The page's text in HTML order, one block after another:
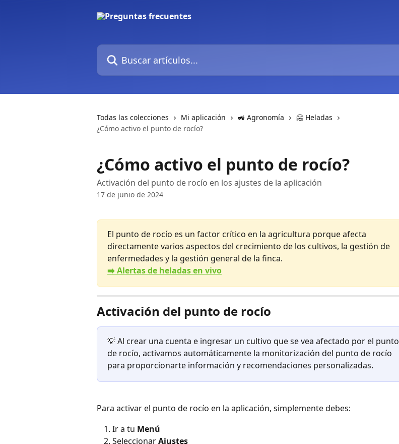
Buscar artículos...
Todas las colecciones Mi aplicación 🚜 Agronomía
🥶 Heladas
¿Cómo activo el punto de rocío?
¿Cómo activo el punto de rocío?
Activación del punto de rocío en los ajustes de la aplicación
17 de junio de 2024
El punto de rocío es un factor crítico en la agricultura porque afecta
directamente varios aspectos del crecimiento de los cultivos, la gestión de
enfermedades y la gestión general de la finca.
​➡️ Alertas de heladas en vivo
Activación del punto de rocío
💡 Al crear una cuenta e ingresar un cultivo que se vea afectado por el punto
de rocío, activamos automáticamente la monitorización del punto de rocío
para proporcionarte información y recomendaciones personalizadas.
Para activar el punto de rocío en la aplicación, simplemente debes:
Ir a tu Menú
Seleccionar Ajustes